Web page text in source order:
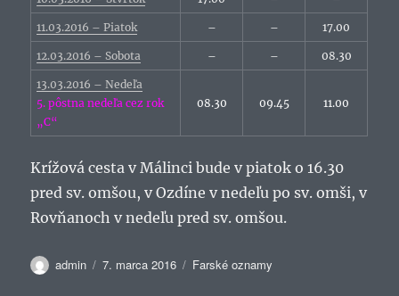
11.03.2016 – Piatok – – 17.00
12.03.2016 – Sobota – – 08.30
13.03.2016 – Nedeľa
5. pôstna nedeľa cez rok
„C“
08.30 09.45 11.00
Krížová cesta v Málinci bude v piatok o 16.30
pred sv. omšou, v Ozdíne v nedeľu po sv. omši, v
Rovňanoch v nedeľu pred sv. omšou.
Autor
admin Publikované
7. marca 2016 Kategórie
Farské oznamy